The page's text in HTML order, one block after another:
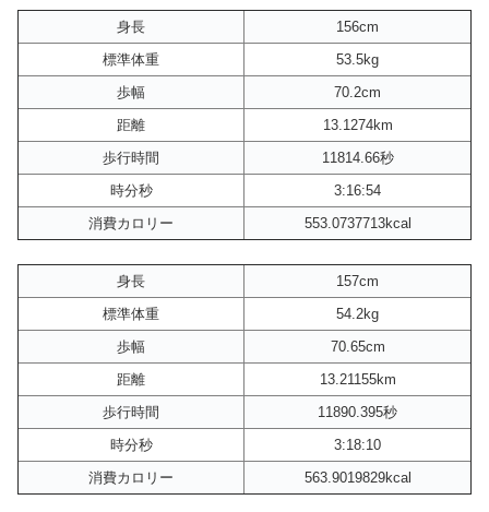
身長
156cm
標準体重
53.5kg
歩幅
70.2cm
距離
13.1274km
歩行時間
11814.66秒
時分秒
3:16:54
消費カロリー
553.0737713kcal
身長
157cm
標準体重
54.2kg
歩幅
70.65cm
距離
13.21155km
歩行時間
11890.395秒
時分秒
3:18:10
消費カロリー
563.9019829kcal